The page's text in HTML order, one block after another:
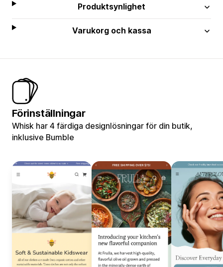
Produktsynlighet
Varukorg och kassa
Förinställningar
Whisk har 4 färdiga designlösningar för din butik,
inklusive Bumble